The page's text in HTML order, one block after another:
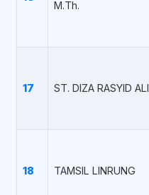
M.Th.
17 ST. DIZA RASYID ALI
18 TAMSIL LINRUNG